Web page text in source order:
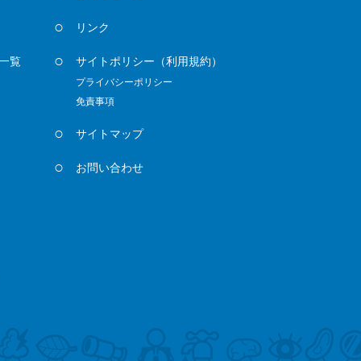
覧
リンク
サイトポリシー （利用規約）
プライバシーポリシー
免責事項
サイトマップ
お問い合わせ